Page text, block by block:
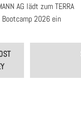
AG lädt zum TERRA
Bootcamp 2026 ein